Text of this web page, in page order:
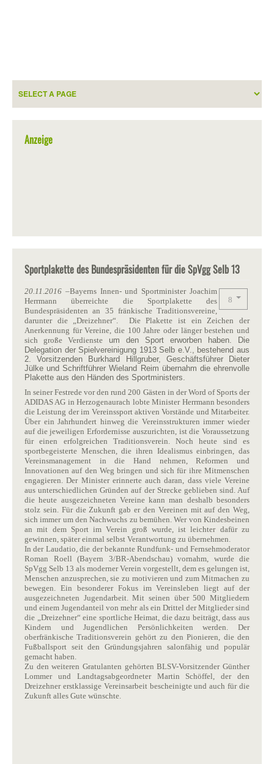
Anzeige
Sportplakette des Bundespräsidenten für die SpVgg Selb 13
20.11.2016 –Bayerns Innen- und Sportminister Joachim
Herrmann überreichte die Sportplakette des
Bundespräsidenten an 35 fränkische Traditionsvereine,
darunter die „Dreizehner“. Die Plakette ist ein Zeichen der
Anerkennung für Vereine, die 100 Jahre oder länger bestehen und
sich große Verdienste um den Sport erworben haben. Die
Delegation der Spielvereinigung 1913 Selb e.V., bestehend aus
2. Vorsitzenden Burkhard Hillgruber, Geschäftsführer Dieter
Jülke und Schriftführer Wieland Reim übernahm die ehrenvolle
Plakette aus den Händen des Sportministers.
In seiner Festrede vor den rund 200 Gästen in der Word of Sports der
ADIDAS AG in Herzogenaurach lobte Minister Herrmann besonders
die Leistung der im Vereinssport aktiven Vorstände und Mitarbeiter.
Über ein Jahrhundert hinweg die Vereinsstrukturen immer wieder
auf die jeweiligen Erfordernisse auszurichten, ist die Voraussetzung
für einen erfolgreichen Traditionsverein. Noch heute sind es
sportbegeisterte Menschen, die ihren Idealismus einbringen, das
Vereinsmanagement in die Hand nehmen, Reformen und
Innovationen auf den Weg bringen und sich für ihre Mitmenschen
engagieren. Der Minister erinnerte auch daran, dass viele Vereine
aus unterschiedlichen Gründen auf der Strecke geblieben sind. Auf
die heute ausgezeichneten Vereine kann man deshalb besonders
stolz sein. Für die Zukunft gab er den Vereinen mit auf den Weg,
sich immer um den Nachwuchs zu bemühen. Wer von Kindesbeinen
an mit dem Sport im Verein groß wurde, ist leichter dafür zu
gewinnen, später einmal selbst Verantwortung zu übernehmen.
In der Laudatio, die der bekannte Rundfunk- und Fernsehmoderator
Roman Roell (Bayern 3/BR-Abendschau) vornahm, wurde die
SpVgg Selb 13 als moderner Verein vorgestellt, dem es gelungen ist,
Menschen anzusprechen, sie zu motivieren und zum Mitmachen zu
bewegen. Ein besonderer Fokus im Vereinsleben liegt auf der
ausgezeichneten Jugendarbeit. Mit seinen über 500 Mitgliedern
und einem Jugendanteil von mehr als ein Drittel der Mitglieder sind
die „Dreizehner“ eine sportliche Heimat, die dazu beiträgt, dass aus
Kindern und Jugendlichen Persönlichkeiten werden. Der
oberfränkische Traditionsverein gehört zu den Pionieren, die den
Fußballsport seit den Gründungsjahren salonfähig und populär
gemacht haben.
Zu den weiteren Gratulanten gehörten BLSV-Vorsitzender Günther
Lommer und Landtagsabgeordneter Martin Schöffel, der den
Dreizehner erstklassige Vereinsarbeit bescheinigte und auch für die
Zukunft alles Gute wünschte.